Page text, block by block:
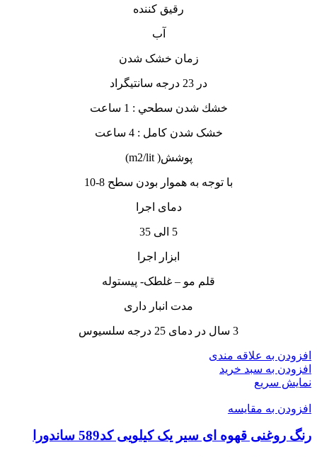
رقیق کننده
آب
زمان خشک شدن
در 23 درجه سانتيگراد
خشك شدن سطحي : 1 ساعت
خشک شدن کامل : 4 ساعت
پوشش( m2/lit)
با توجه به هموار بودن سطح 8-10
دمای اجرا
5 الی 35
ابزار اجرا
قلم مو – غلطک- پیستوله
مدت انبار داری
3 سال در دمای 25 درجه سلسیوس
افزودن به علاقه مندی
افزودن به سبد خرید
نمایش سریع
افزودن به مقایسه
رنگ‌ روغنی قهوه ای سیر یک کیلویی کد589 ساندورا